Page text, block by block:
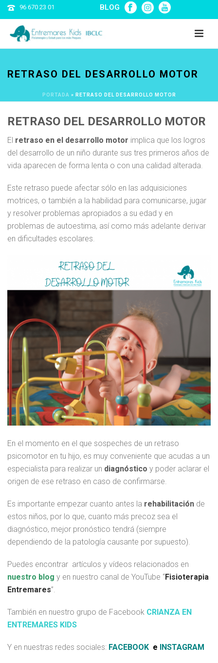
96 670 23 01 BLOG
RETRASO DEL DESARROLLO MOTOR
PORTADA » RETRASO DEL DESARROLLO MOTOR
RETRASO DEL DESARROLLO MOTOR
El retraso en el desarrollo motor implica que los logros
del desarrollo de un niño durante sus tres primeros años de
vida aparecen de forma lenta o con una calidad alterada.
Este retraso puede afectar sólo en las adquisiciones
motrices, o también a la habilidad para comunicarse, jugar
y resolver problemas apropiados a su edad y en
problemas de autoestima, así como más adelante derivar
en dificultades escolares.
En el momento en el que sospeches de un retraso
psicomotor en tu hijo, es muy conveniente que acudas a un
especialista para realizar un diagnóstico y poder aclarar el
origen de ese retraso en caso de confirmarse.
Es importante empezar cuanto antes la rehabilitación de
estos niños, por lo que, cuanto más precoz sea el
diagnóstico, mejor pronóstico tendrá (siempre
dependiendo de la patología causante por supuesto).
Puedes encontrar artículos y vídeos relacionados en
nuestro blog y en nuestro canal de YouTube “Fisioterapia
Entremares”.
También en nuestro grupo de Facebook CRIANZA EN
ENTREMARES KIDS
Y en nuestras redes sociales: FACEBOOK e INSTAGRAM